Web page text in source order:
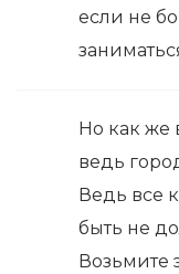
если не
Но как же
ведь
Ведь все
быть не
Возьмите